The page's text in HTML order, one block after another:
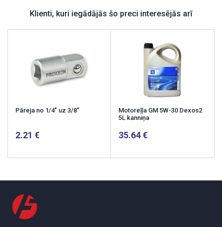
Klienti, kuri iegādājās šo preci interesējās arī
Pāreja no 1/4" uz 3/8"
2.21
Motoreļļa GM 5W-30 Dexos2
5L kanniņa
35.64